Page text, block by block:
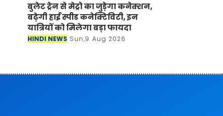
बुलेट ट्रेन से मेट्रो का जुड़ेगा कनेक्शन,
बढ़ेगी हाई स्पीड कनेक्टिविटी, इन
यात्रियों को मिलेगा बड़ा फायदा
HINDI NEWS Sun,9 Aug 2026